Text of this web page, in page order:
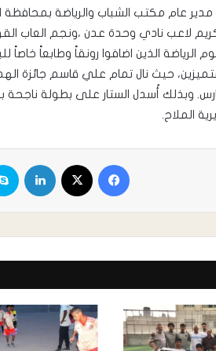
عام مكتب الشباب والرياضة بمحافظة
لاعب نادي وحدة عدن ،ونجم العاب
الرياضة الذين اضافوا رونقاً وطابعاً
حيث نال تمام علي قاسم جائزة
وبذلك أُسدل الستار على بطولة
الملاح.